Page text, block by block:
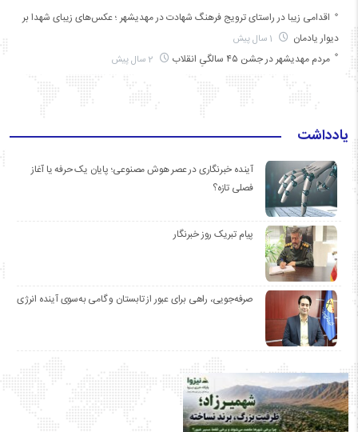
اقدامی زیبا در راستای ترویج فرهنگ شهادت در مهدیشهر ؛ عکس‌های زیبای شهدا بر
دیوار یادمان
مردم مهدیشهر در جشن ۴۵ سالگیِ انقلاب
یادداشت
آینده خبرنگاری در عصر هوش مصنوعی؛ پایان یک حرفه یا آغاز
فصلی تازه؟
پیام تبریک روز خبرنگار
صرفه‌جویی، راهی برای عبور از تابستان و گامی به‌سوی آینده انرژی